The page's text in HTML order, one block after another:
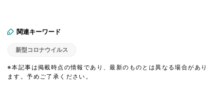
関連キーワード
新型コロナウイルス
※本記事は掲載時点の情報であり、最新のものとは異なる場合があり
ます。予めご了承ください。